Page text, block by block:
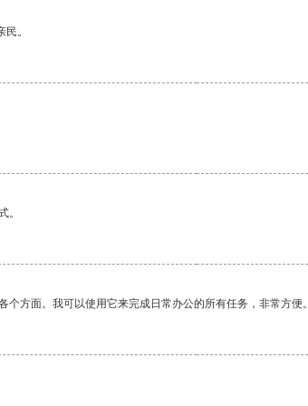
。
。
方面。我可以使用它来完成日常办公的所有任务，非常方便。